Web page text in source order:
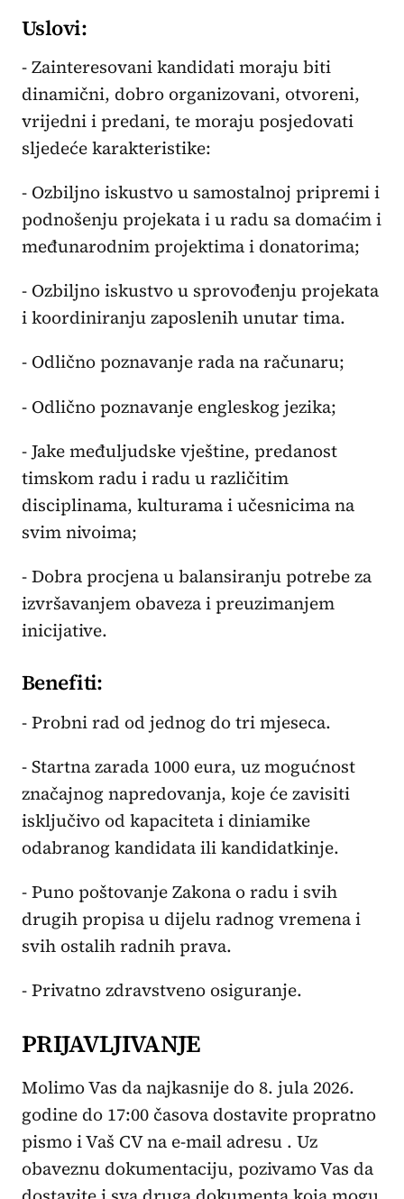
Uslovi:
- Zainteresovani kandidati moraju biti
dinamični, dobro organizovani, otvoreni,
vrijedni i predani, te moraju posjedovati
sljedeće karakteristike:
- Ozbiljno iskustvo u samostalnoj pripremi i
podnošenju projekata i u radu sa domaćim i
međunarodnim projektima i donatorima;
- Ozbiljno iskustvo u sprovođenju projekata
i koordiniranju zaposlenih unutar tima.
- Odlično poznavanje rada na računaru;
- Odlično poznavanje engleskog jezika;
- Jake međuljudske vještine, predanost
timskom radu i radu u različitim
disciplinama, kulturama i učesnicima na
svim nivoima;
- Dobra procjena u balansiranju potrebe za
izvršavanjem obaveza i preuzimanjem
inicijative.
Benefiti:
- Probni rad od jednog do tri mjeseca.
- Startna zarada 1000 eura, uz mogućnost
značajnog napredovanja, koje će zavisiti
isključivo od kapaciteta i diniamike
odabranog kandidata ili kandidatkinje.
- Puno poštovanje Zakona o radu i svih
drugih propisa u dijelu radnog vremena i
svih ostalih radnih prava.
- Privatno zdravstveno osiguranje.
PRIJAVLJIVANJE
Molimo Vas da najkasnije do 8. jula 2026.
godine do 17:00 časova dostavite propratno
pismo i Vaš CV na e-mail adresu . Uz
obaveznu dokumentaciju, pozivamo Vas da